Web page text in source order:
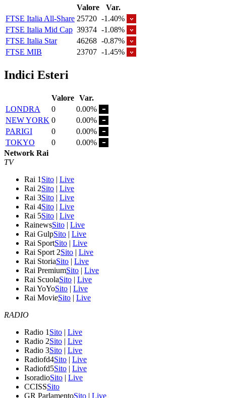
Valore
Var.
FTSE Italia All-Share 25720 -1.40%
FTSE Italia Mid Cap 39374 -1.08%
FTSE Italia Star
46268 -0.87%
FTSE MIB
23707 -1.45%
Indici Esteri
Valore Var.
LONDRA
0
0.00%
NEW YORK 0
0.00%
PARIGI
0
0.00%
TOKYO
0
0.00%
Network Rai
TV
Rai 1 Sito | Live
Rai 2Sito | Live
Rai 3Sito | Live
Rai 4Sito | Live
Rai 5Sito | Live
RainewsSito | Live
Rai GulpSito | Live
Rai SportSito | Live
Rai Sport 2Sito | Live
Rai StoriaSito | Live
Rai PremiumSito | Live
Rai ScuolaSito | Live
Rai YoYoSito | Live
Rai MovieSito | Live
RADIO
Radio 1 Sito | Live
Radio 2Sito | Live
Radio 3Sito | Live
Radiofd4Sito | Live
Radiofd5Sito | Live
IsoradioSito | Live
CCISSSito
GR ParlamentoSito | Live